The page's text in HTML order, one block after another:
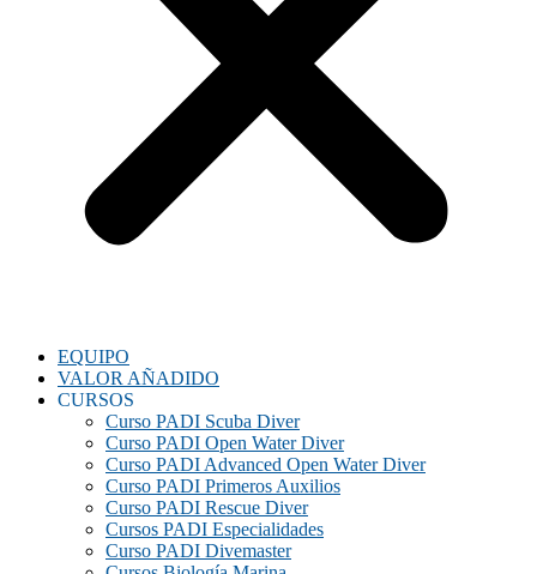
EQUIPO
VALOR AÑADIDO
CURSOS
Curso PADI Scuba Diver
Curso PADI Open Water Diver
Curso PADI Advanced Open Water Diver
Curso PADI Primeros Auxilios
Curso PADI Rescue Diver
Cursos PADI Especialidades
Curso PADI Divemaster